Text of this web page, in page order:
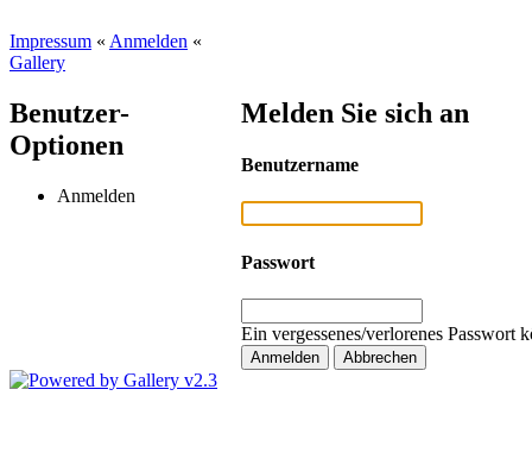
Impressum « Anmelden «
Gallery
Benutzer-
Optionen
Anmelden
Melden Sie sich an
Benutzername
Passwort
Ein vergessenes/verlorenes Passwort